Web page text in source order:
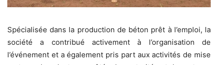
Spécialisée dans la production de béton prêt à l’emploi, la
société a contribué activement à l’organisation de
l’événement et a également pris part aux activités de mise